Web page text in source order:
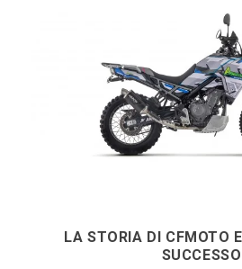
LA STORIA DI CFMOTO
SUCCESSO